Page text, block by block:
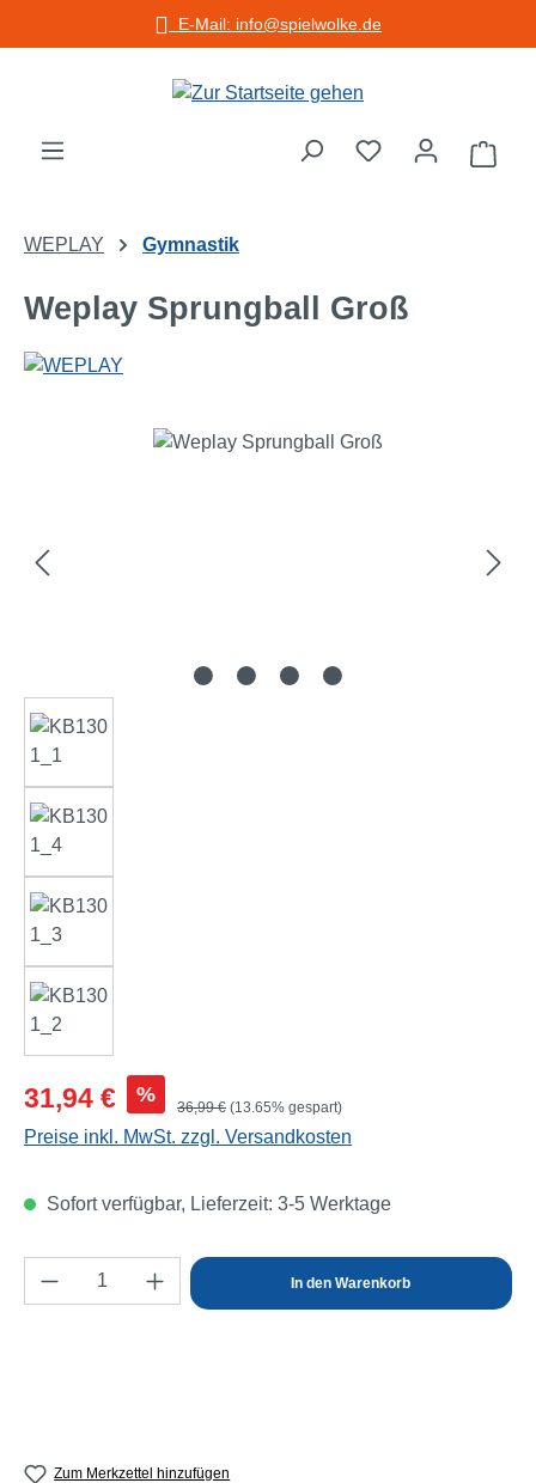
Zum Hauptinhalt springenE-Mail: info@spielwolke.de
WEPLAY Gymnastik
Weplay Sprungball Groß
Verkaufspreis:
31,94 € % Regulärer Preis:
36,99 € (13.65% gespart)
Preise inkl. MwSt. zzgl. Versandkosten
Sofort verfügbar, Lieferzeit: 3-5 Werktage
Produkt Anzahl: Gib den gewünschten
In den Warenkorb
Zum Merkzettel hinzufügen